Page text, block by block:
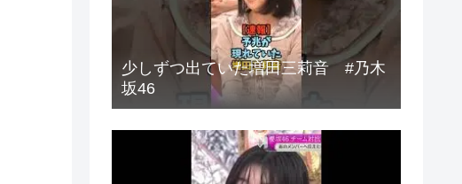
少しずつ出ていた増田三莉音 #乃木
坂46